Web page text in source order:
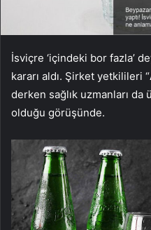
İsviçre ‘içindeki bor fazla’
kararı aldı. Şirket yetkilileri “
derken sağlık uzmanları
olduğu görüşünde.